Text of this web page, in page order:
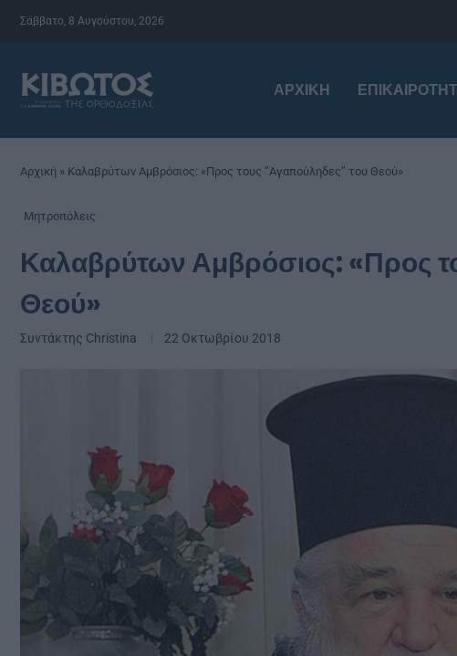
Σάββατο, 8 Αυγούστου, 2026
ΑΡΧΙΚΉ
Αρχική » Καλαβρύτων Αμβρόσιος: «Προς τους ’’Αγαπούληδες’’ του Θεού»
Μητροπόλεις
Καλαβρύτων Αμβρόσιος: «Προς
Θεού»
Συντάκτης Christina 22 Οκτωβρίου 2018